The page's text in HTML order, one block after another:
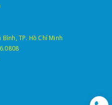
Bình, TP. Hồ Chí Minh